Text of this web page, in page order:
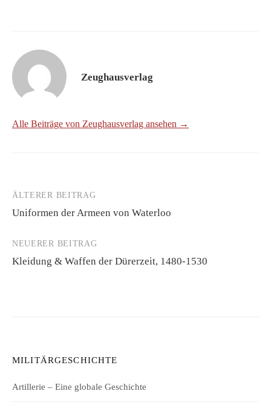
Zeughausverlag
Alle Beiträge von Zeughausverlag ansehen →
Beitrags-
Navigation
ÄLTERER BEITRAG
Uniformen der Armeen von Waterloo
NEUERER BEITRAG
Kleidung & Waffen der Dürerzeit, 1480-1530
MILITÄRGESCHICHTE
Artillerie – Eine globale Geschichte